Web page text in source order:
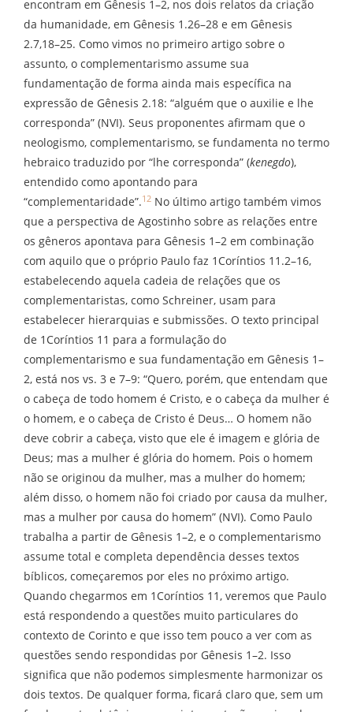
encontram em Gênesis 1–2, nos dois relatos da criação
da humanidade, em Gênesis 1.26–28 e em Gênesis
2.7,18–25. Como vimos no primeiro artigo sobre o
assunto, o complementarismo assume sua
fundamentação de forma ainda mais específica na
expressão de Gênesis 2.18: “alguém que o auxilie e lhe
corresponda” (NVI). Seus proponentes afirmam que o
neologismo, complementarismo, se fundamenta no termo
hebraico traduzido por “lhe corresponda” (kenegdo),
entendido como apontando para
“complementaridade”.12 No último artigo também vimos
que a perspectiva de Agostinho sobre as relações entre
os gêneros apontava para Gênesis 1–2 em combinação
com aquilo que o próprio Paulo faz 1Coríntios 11.2–16,
estabelecendo aquela cadeia de relações que os
complementaristas, como Schreiner, usam para
estabelecer hierarquias e submissões. O texto principal
de 1Coríntios 11 para a formulação do
complementarismo e sua fundamentação em Gênesis 1–
2, está nos vs. 3 e 7–9: “Quero, porém, que entendam que
o cabeça de todo homem é Cristo, e o cabeça da mulher é
o homem, e o cabeça de Cristo é Deus… O homem não
deve cobrir a cabeça, visto que ele é imagem e glória de
Deus; mas a mulher é glória do homem. Pois o homem
não se originou da mulher, mas a mulher do homem;
além disso, o homem não foi criado por causa da mulher,
mas a mulher por causa do homem” (NVI). Como Paulo
trabalha a partir de Gênesis 1–2, e o complementarismo
assume total e completa dependência desses textos
bíblicos, começaremos por eles no próximo artigo.
Quando chegarmos em 1Coríntios 11, veremos que Paulo
está respondendo a questões muito particulares do
contexto de Corinto e que isso tem pouco a ver com as
questões sendo respondidas por Gênesis 1–2. Isso
significa que não podemos simplesmente harmonizar os
dois textos. De qualquer forma, ficará claro que, sem um